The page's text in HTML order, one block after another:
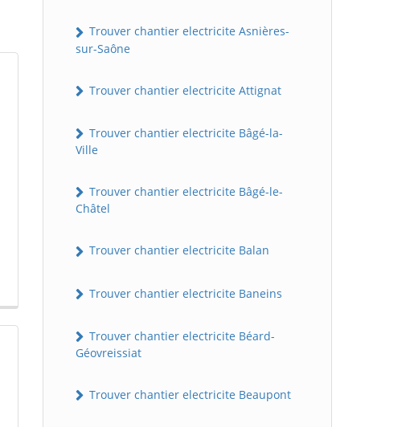
Trouver chantier electricite Asnières-
sur-Saône
Trouver chantier electricite Attignat
Trouver chantier electricite Bâgé-la-
Ville
Trouver chantier electricite Bâgé-le-
Châtel
Trouver chantier electricite Balan
Trouver chantier electricite Baneins
Trouver chantier electricite Béard-
Géovreissiat
Trouver chantier electricite Beaupont